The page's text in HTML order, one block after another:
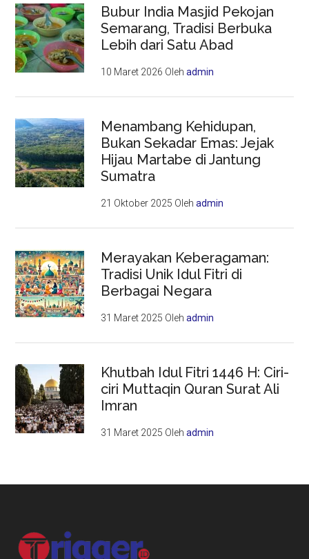
Bubur India Masjid Pekojan
Semarang, Tradisi Berbuka
Lebih dari Satu Abad
10 Maret 2026 Olehadmin
Menambang Kehidupan,
Bukan Sekadar Emas: Jejak
Hijau Martabe di Jantung
Sumatra
21 Oktober 2025 Olehadmin
Merayakan Keberagaman:
Tradisi Unik Idul Fitri di
Berbagai Negara
31 Maret 2025 Olehadmin
Khutbah Idul Fitri 1446 H: Ciri-
ciri Muttaqin Quran Surat Ali
Imran
31 Maret 2025 Olehadmin
Footer